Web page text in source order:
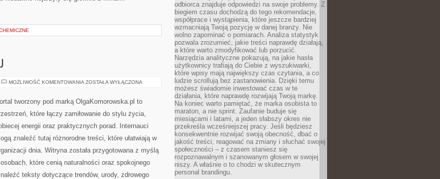
MOŻLIWOŚĆ KOMENTOWANIA EDUKACJA
ZOSTAŁA WYŁĄCZONA
tworzony pod marką OlgaKomorowska.pl to
które łączy zamiłowanie do stylu życia,
energii oraz praktycznych porad. Internauci
znaleźć tutaj różnorodne treści, które ułatwiają w
dnia. Witryna została przygotowana z myślą
które cenią naturalności oraz spokojnego
teksty dotyczące trendów, urody, zdrowego
odbiorca znajduje odpowiedzi na swoje problemy. Z
biegiem czasu dochodzą do tego rekomendacje,
współprace i wystąpienia, które jeszcze bardziej
wzmacniają Twoją pozycję w danej branży. Nie
wolno zapominać o pomiarach. Analiza statystyk
pozwala zrozumieć, jakie treści naprawdę działają,
a które warto zmodyfikować lub porzucić.
Narzędzia analityczne pokazują, na jakie hasła
użytkownicy trafiają do Ciebie z wyszukiwarki,
które wpisy mają największy czas czytania, a co
ludzie scrollują bez zastanowienia. Dzięki temu
możesz świadomie inwestować czas w te
działania, które naprawdę rozwijają Twoją markę.
Na koniec warto pamiętać, że marka osobista to
maraton, a nie sprint. Zaufanie buduje się
miesiącami i latami, a jeden słabszy okres nie
przekreśla wcześniejszej pracy. Jeśli będziesz
konsekwentnie rozwijać swoją obecność, dbać o
jakość treści, reagować na zmiany i słuchać swojej
społeczności – z czasem staniesz się
rozpoznawalnym i szanowanym głosem w swojej
niszy. A właśnie o to chodzi w skutecznym
personal brandingu.